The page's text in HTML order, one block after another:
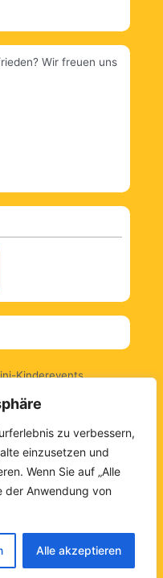
zu verbessern,
einzusetzen und
Wenn Sie auf „Alle
der Anwendung von
Alle akzeptieren
Wir freuen uns
Kinderevents